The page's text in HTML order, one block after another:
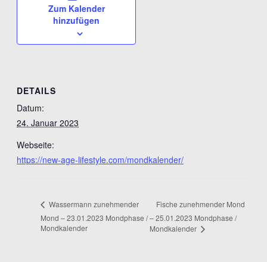
Zum Kalender
hinzufügen
DETAILS
Datum:
24. Januar 2023
Webseite:
https://new-age-lifestyle.com/mondkalender/
Wassermann zunehmender
Mond – 23.01.2023 Mondphase /
Mondkalender
Fische zunehmender Mond
– 25.01.2023 Mondphase /
Mondkalender